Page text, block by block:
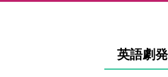
八王子キャンパス
ラ
英語劇